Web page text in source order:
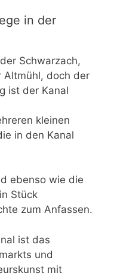
in der
Schwarzach,
Altmühl, doch der
ist der Kanal
kleinen
in den Kanal
ebenso wie die
Stück
zum Anfassen.
ist das
und
mit